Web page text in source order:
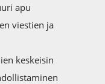
apu
viestien ja
keskeisin